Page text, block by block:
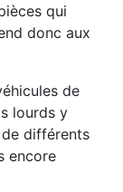
qui
donc aux
de
lourds y
différents
encore